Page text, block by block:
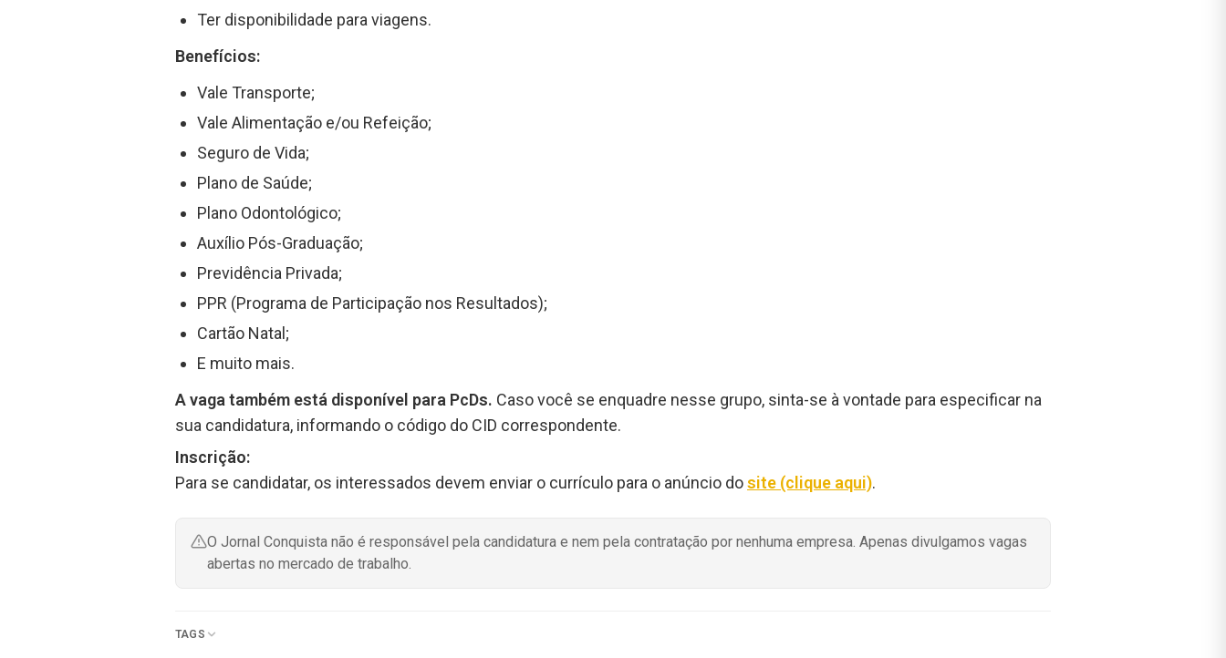
Ter disponibilidade para viagens.
Benefícios:
Vale Transporte;
Vale Alimentação e/ou Refeição;
Seguro de Vida;
Plano de Saúde;
Plano Odontológico;
Auxílio Pós-Graduação;
Previdência Privada;
PPR (Programa de Participação nos Resultados);
Cartão Natal;
E muito mais.
A vaga também está disponível para PcDs. Caso você se enquadre nesse grupo, sinta-se à vontade para especificar na
sua candidatura, informando o código do CID correspondente.
Inscrição:
Para se candidatar, os interessados devem enviar o currículo para o anúncio dosite (clique aqui).
O Jornal Conquista não é responsável pela candidatura e nem pela contratação por nenhuma empresa. Apenas divulgamos vagas
abertas no mercado de trabalho.
TAGS